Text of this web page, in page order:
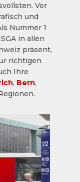
Vor
und
Nummer 1
in allen
präsent,
richtigen
Ihre
, Bern,